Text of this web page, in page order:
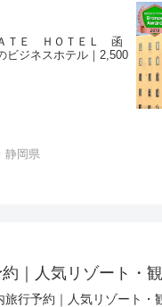
ＡＴＥ ＨＯＴＥＬ 函
ビジネスホテル｜2,500
静岡県
｜人気リゾート・
行予約｜人気リゾート・